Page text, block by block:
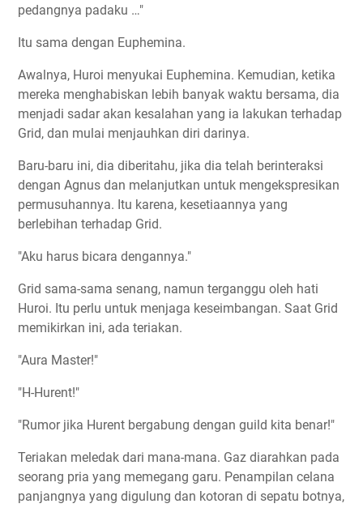
pedangnya padaku …"
Itu sama dengan Euphemina.
Awalnya, Huroi menyukai Euphemina. Kemudian, ketika
mereka menghabiskan lebih banyak waktu bersama, dia
menjadi sadar akan kesalahan yang ia lakukan terhadap
Grid, dan mulai menjauhkan diri darinya.
Baru-baru ini, dia diberitahu, jika dia telah berinteraksi
dengan Agnus dan melanjutkan untuk mengekspresikan
permusuhannya. Itu karena, kesetiaannya yang
berlebihan terhadap Grid.
"Aku harus bicara dengannya."
Grid sama-sama senang, namun terganggu oleh hati
Huroi. Itu perlu untuk menjaga keseimbangan. Saat Grid
memikirkan ini, ada teriakan.
"Aura Master!"
"H-Hurent!"
"Rumor jika Hurent bergabung dengan guild kita benar!"
Teriakan meledak dari mana-mana. Gaz diarahkan pada
seorang pria yang memegang garu. Penampilan celana
panjangnya yang digulung dan kotoran di sepatu botnya,